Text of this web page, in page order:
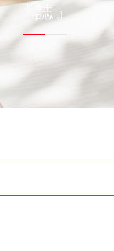
『誌』